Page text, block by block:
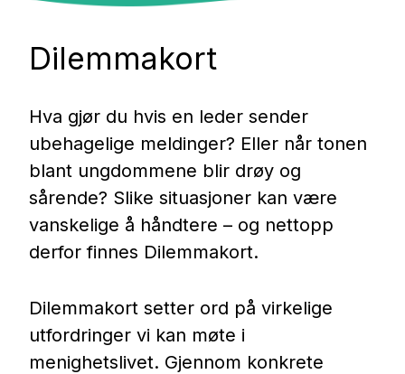
Dilemmakort
Hva gjør du hvis en leder sender
ubehagelige meldinger? Eller når tonen
blant ungdommene blir drøy og
sårende? Slike situasjoner kan være
vanskelige å håndtere – og nettopp
derfor finnes Dilemmakort.
Dilemmakort setter ord på virkelige
utfordringer vi kan møte i
menighetslivet. Gjennom konkrete
Ressurser
Nettbutikk
Kontakt oss
Medlemssystem